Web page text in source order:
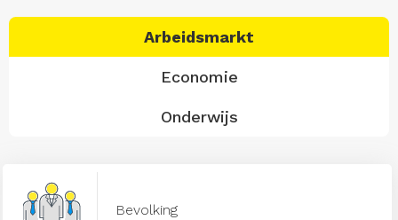
Arbeidsmarkt
Economie
Onderwijs
Bevolking